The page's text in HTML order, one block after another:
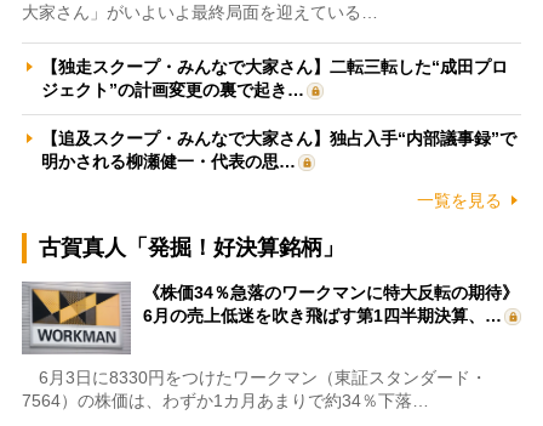
大家さん」がいよいよ最終局面を迎えている…
【独走スクープ・みんなで大家さん】二転三転した“成田プロ
ジェクト”の計画変更の裏で起き…
【追及スクープ・みんなで大家さん】独占入手“内部議事録”で
明かされる柳瀬健一・代表の思…
一覧を見る
古賀真人「発掘！好決算銘柄」
《株価34％急落のワークマンに特大反転の期待》
6月の売上低迷を吹き飛ばす第1四半期決算、…
6月3日に8330円をつけたワークマン（東証スタンダード・
7564）の株価は、わずか1カ月あまりで約34％下落…